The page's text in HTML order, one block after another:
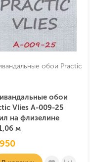
обои Practic
обои
Vlies А-009-25
на флизелине
м